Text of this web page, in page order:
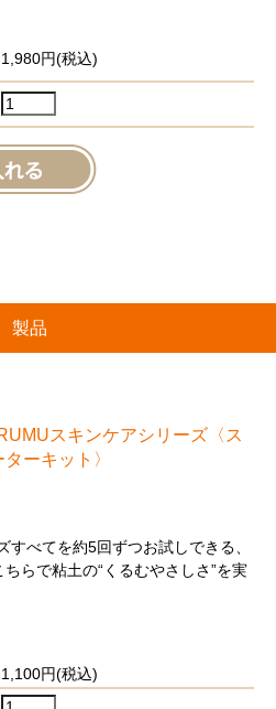
1,980円(税込)
製品
スキンケアシリーズ〈ス
ターキット〉
すべてを約5回ずつお試しできる、
らで粘土の“くるむやさしさ”を実
1,100円(税込)